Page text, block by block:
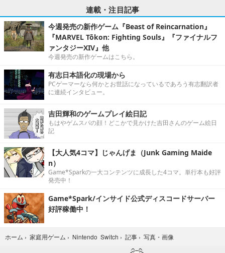
連載・注目記事
今週発売の新作ゲーム『Beast of Reincarnation』
『MARVEL Tōkon: Fighting Souls』『ファイナルフ
ァンタジーXIV』他
今週発売の新作ゲームはこちら。
有志日本語化の現場から
PCゲーマーなら何かとお世話になっているであろう有志翻訳者
に連続インタビュー。
吉田輝和のゲームプレイ絵日記
もはやゲムスパの顔！どこかで見かけた吉田さんのゲーム絵日
記
【大人気4コマ】じゃんげま（Junk Gaming Maide
n）
Game*Sparkの一大コンテンツに成長した4コマ。単行本も好評
発売中！
Game*Spark/インサイド公式ディスコードサーバー
好評稼働中！
ホーム › 家庭用ゲーム › Nintendo Switch › 記事 › 写真・画像